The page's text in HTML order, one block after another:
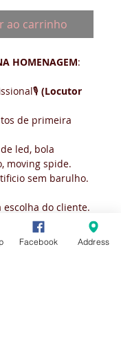
ao carrinho
HOMENAGEM:
🎙 (Locutor
de primeira
led, bola
moving spide.
sem barulho.
escolha do cliente.
ao
Facebook Address